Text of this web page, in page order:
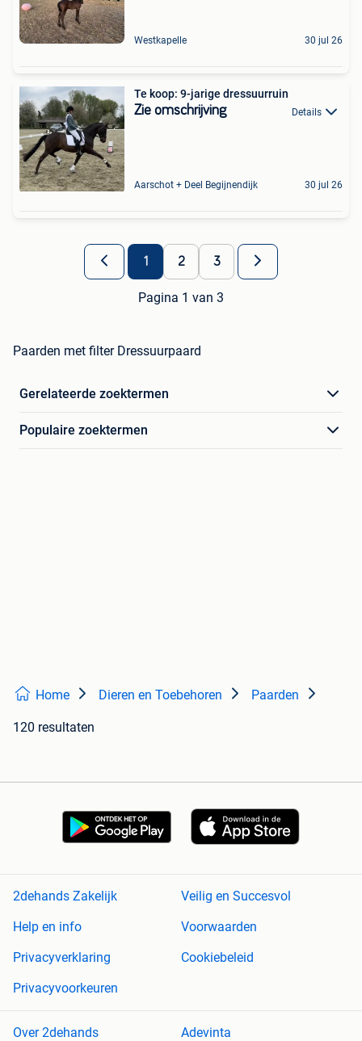
Westkapelle 30 jul 26
Te koop: 9-jarige dressuurruin
Zie omschrijving Details
Aarschot + Deel Begijnendijk 30 jul 26
1 2 3
Pagina 1 van 3
Paarden met filter Dressuurpaard
Gerelateerde zoektermen
Populaire zoektermen
Home Dieren en Toebehoren Paarden
120 resultaten
2dehands Zakelijk
Veilig en Succesvol
Help en info
Voorwaarden
Privacyverklaring
Cookiebeleid
Privacyvoorkeuren
Over 2dehands Adevinta